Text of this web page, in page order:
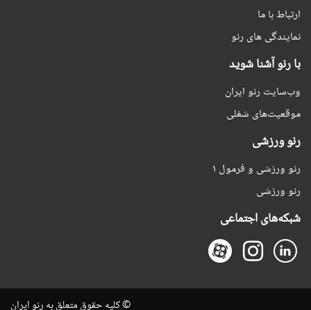
ارتباط با ما
نمایندگی های رنو
با رنو آشنا شوید
وب‌سایت رنو ایران
موقعیت‌های شغلی
رنو ورزشی
رنو ورزشی و فرمول ۱
رنو ورزشی
شبکه‌های اجتماعی
© کلیه حقوق متعلق به رنو ایران